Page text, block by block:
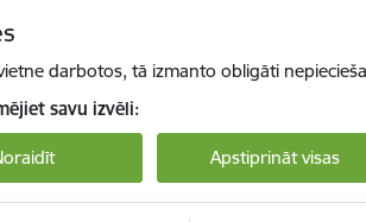
darbotos, tā izmanto obligāti
savu izvēli:
Apstiprināt visas